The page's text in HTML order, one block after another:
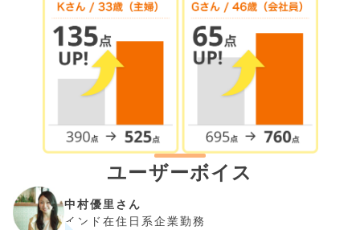
ユーザーボイス
中村優里さん
インド在住日系企業勤務